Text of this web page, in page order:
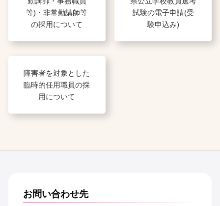
等)・非常勤講師等
の採用について
試験の電子申請(受
験申込み)
障害者を対象とした
臨時的任用職員の採
用について
お問い合わせ先